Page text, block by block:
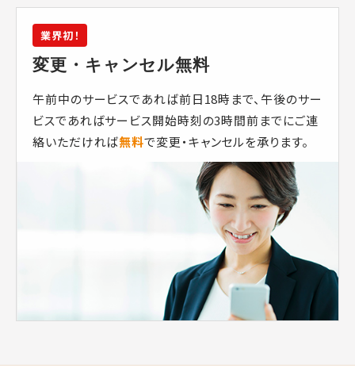
業界初！
変更・キャンセル無料
午前中のサービスであれば前日18時まで、午後のサー
ビスであればサービス開始時刻の3時間前までにご連
絡いただければ無料で変更・キャンセルを承ります。